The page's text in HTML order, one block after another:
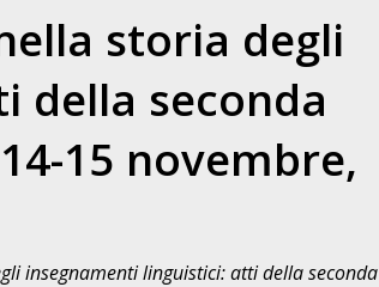
storia degli
della seconda
15 novembre,
insegnamenti linguistici: atti della seconda